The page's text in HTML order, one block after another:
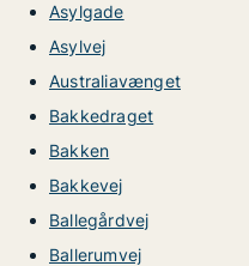
Asylgade
Asylvej
Australiavænget
Bakkedraget
Bakken
Bakkevej
Ballegårdvej
Ballerumvej